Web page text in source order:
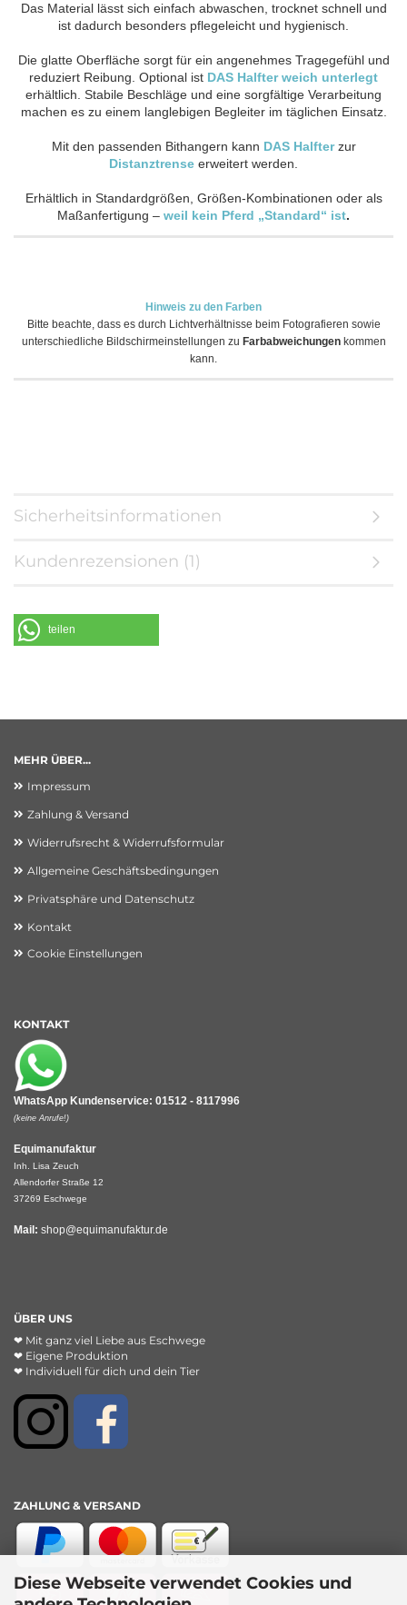
Diese Webseite verwendet Cookies und
Das Material lässt sich einfach abwaschen, trocknet schnell und
ist dadurch besonders pflegeleicht und hygienisch.
Die glatte Oberfläche sorgt für ein angenehmes Tragegefühl und
reduziert Reibung. Optional ist DAS Halfter weich unterlegt
erhältlich. Stabile Beschläge und eine sorgfältige Verarbeitung
machen es zu einem langlebigen Begleiter im täglichen Einsatz.
Mit den passenden Bithangern kann DAS Halfterzur
Distanztrense erweitert werden.
Erhältlich in Standardgrößen, Größen-Kombinationen oder als
Maßanfertigung – weil kein Pferd „Standard“ ist.
Hinweis zu den Farben
Bitte beachte, dass es durch Lichtverhältnisse beim Fotografieren sowie
unterschiedliche Bildschirmeinstellungen zu Farbabweichungenkommen
kann.
Sicherheitsinformationen
Kundenrezensionen (1)
teilen
MEHR ÜBER...
Impressum
Zahlung & Versand
Widerrufsrecht & Widerrufsformular
Allgemeine Geschäftsbedingungen
Privatsphäre und Datenschutz
Kontakt
Cookie Einstellungen
KONTAKT
WhatsApp Kundenservice: 01512 - 8117996
(keine Anrufe!)
Equimanufaktur
Inh. Lisa Zeuch
Allendorfer Straße 12
37269 Eschwege
Mail: shop@equimanufaktur.de
ÜBER UNS
❤︎ Mit ganz viel Liebe aus Eschwege
❤︎ Eigene Produktion
❤︎ Individuell für dich und dein Tier
ZAHLUNG & VERSAND